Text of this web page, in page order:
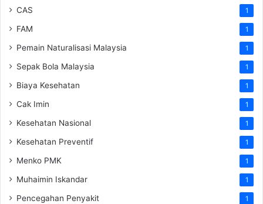
CAS 1
FAM 1
Pemain Naturalisasi Malaysia 1
Sepak Bola Malaysia 1
Biaya Kesehatan 1
Cak Imin 1
Kesehatan Nasional 1
Kesehatan Preventif 1
Menko PMK 1
Muhaimin Iskandar 1
Pencegahan Penyakit 1